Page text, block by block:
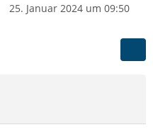
25. Januar 2024 um 09:50